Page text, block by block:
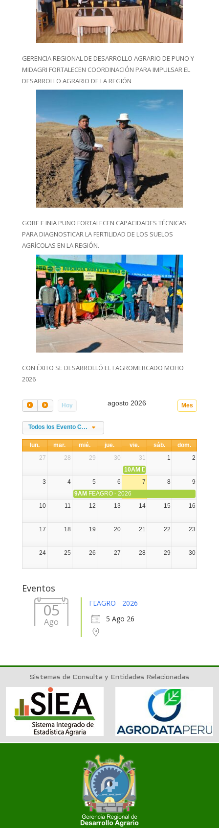
GERENCIA REGIONAL DE DESARROLLO AGRARIO DE PUNO Y
MIDAGRI FORTALECEN COORDINACIÓN PARA IMPULSAR EL
DESARROLLO AGRARIO DE LA REGIÓN
GORE E INIA PUNO FORTALECEN CAPACIDADES TÉCNICAS
PARA DIAGNOSTICAR LA FERTILIDAD DE LOS SUELOS
AGRÍCOLAS EN LA REGIÓN.
CON ÉXITO SE DESARROLLÓ EL I AGROMERCADO MOHO
2026
Hoy Mes
agosto 2026
Todos los Evento Categories
lun. mar. mié. jue. vie. sáb.
dom.
27
28 29 30 31 1
2
10AM DIA NACIONAL DE LA
3
4 5 6 7 8
9
9AM FEAGRO - 2026
10
11 12 13 14 15 16
17 18 19 20 21 22 23
24 25 26 27 28 29 30
Eventos
05
Ago
FEAGRO - 2026
5 Ago 26
Sistemas de Consulta y Entidades Relacionadas